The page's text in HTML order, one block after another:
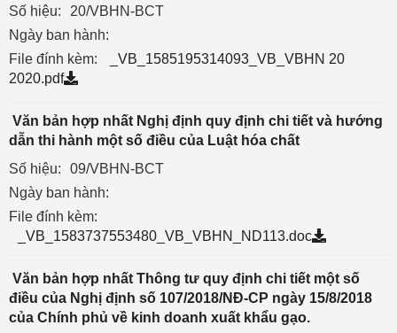
Số hiệu:
20/VBHN-BCT
Ngày ban hành:
File đính kèm:
_VB_1585195314093_VB_VBHN 20
2020.pdf
Văn bản hợp nhất Nghị định quy định chi tiết và hướng
dẫn thi hành một số điều của Luật hóa chất
Số hiệu:
09/VBHN-BCT
Ngày ban hành:
File đính kèm:
_VB_1583737553480_VB_VBHN_ND113.doc
Văn bản hợp nhất Thông tư quy định chi tiết một số
điều của Nghị định số 107/2018/NĐ-CP ngày 15/8/2018
của Chính phủ về kinh doanh xuất khẩu gạo.